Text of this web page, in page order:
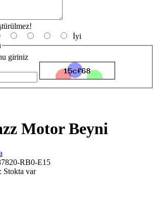
İyi
giriniz
Motor Beyni
RB0-E15
Stokta var